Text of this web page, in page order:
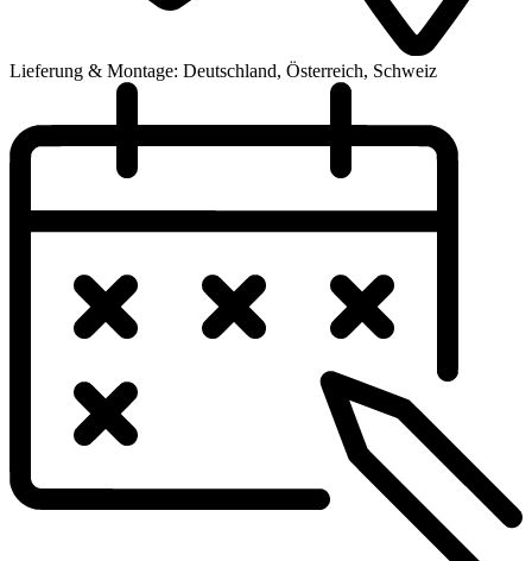
Lieferung & Montage: Deutschland, Österreich, Schweiz